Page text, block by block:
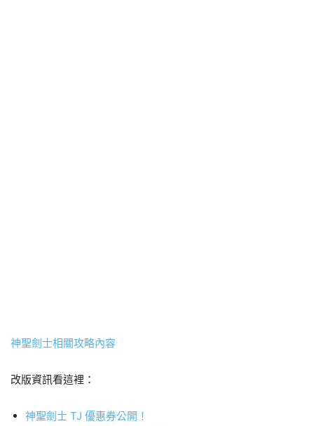
神聖劍士相關攻略內容
改版資訊看這裡：
神聖劍士 TJ 優惠券公開！